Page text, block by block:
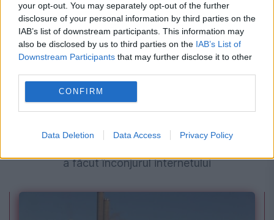
your opt-out. You may separately opt-out of the further
disclosure of your personal information by third parties on the
IAB’s list of downstream participants. This information may
also be disclosed by us to third parties on the IAB’s List of
Downstream Participants that may further disclose it to other
CONFIRM
Data Deletion Data Access Privacy Policy
Realitatea Plus. Momentul cu fiica lui Păcuraru
a făcut înconjurul internetului